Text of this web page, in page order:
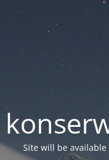
Site will be